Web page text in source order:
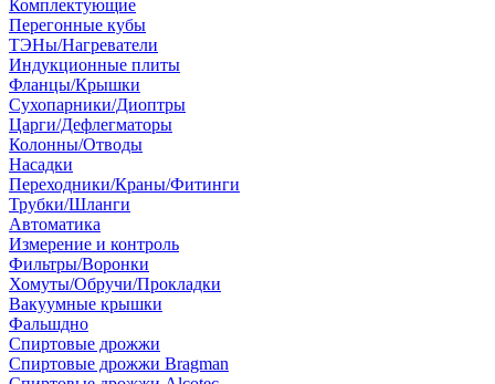
Комплектующие
Перегонные кубы
ТЭНы/Нагреватели
Индукционные плиты
Фланцы/Крышки
Сухопарники/Диоптры
Царги/Дефлегматоры
Колонны/Отводы
Насадки
Переходники/Краны/Фитинги
Трубки/Шланги
Автоматика
Измерение и контроль
Фильтры/Воронки
Хомуты/Обручи/Прокладки
Вакуумные крышки
Фальшдно
Спиртовые дрожжи
Спиртовые дрожжи Bragman